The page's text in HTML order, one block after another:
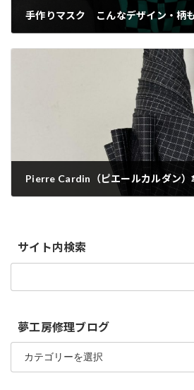
Pierre Cardin（ピエールカルダン）
サイト内検索
夢工房修理ブログ
夢
房